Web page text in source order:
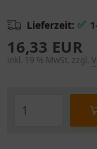
Lieferzeit: ✅
16,33 EUR
inkl. 19 % MwSt. zzgl.